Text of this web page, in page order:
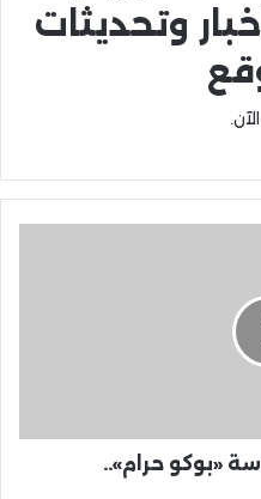
وتحديثات
«بوكو حرام»..